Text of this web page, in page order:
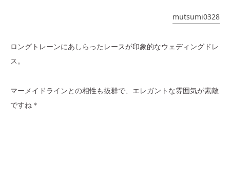
mutsumi0328
ロングトレーンにあしらったレースが印象的なウェディングドレ
ス。
マーメイドラインとの相性も抜群で、エレガントな雰囲気が素敵
ですね＊